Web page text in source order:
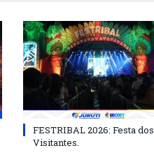
FESTRIBAL 2026: Festa dos
Visitantes.